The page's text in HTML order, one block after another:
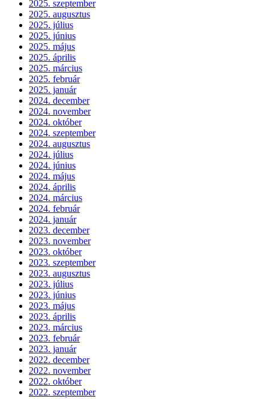
2025. szeptember
2025. augusztus
2025. július
2025. június
2025. május
2025. április
2025. március
2025. február
2025. január
2024. december
2024. november
2024. október
2024. szeptember
2024. augusztus
2024. július
2024. június
2024. május
2024. április
2024. március
2024. február
2024. január
2023. december
2023. november
2023. október
2023. szeptember
2023. augusztus
2023. július
2023. június
2023. május
2023. április
2023. március
2023. február
2023. január
2022. december
2022. november
2022. október
2022. szeptember